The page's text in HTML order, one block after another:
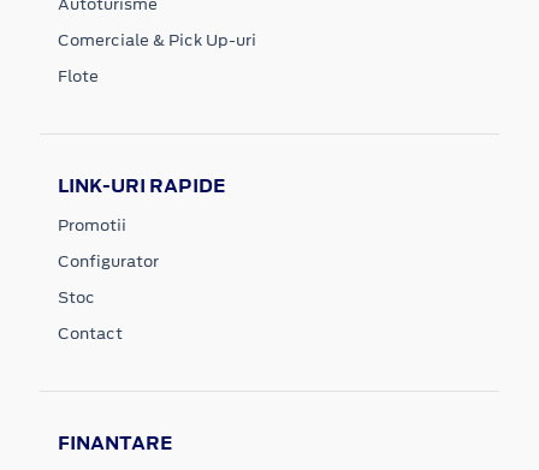
Comerciale & Pick Up-uri
Flote
LINK-URI RAPIDE
Promotii
Configurator
Stoc
Contact
FINANTARE